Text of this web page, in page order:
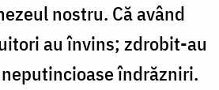
nostru. Că având
au învins; zdrobit-au
îndrăzniri.